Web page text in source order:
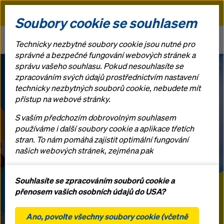
Doka
Newsroom
Inovativní řešení pro stavebnictví na veletrhu bauma 2025
Doka prolomí bariéru produktivity ve stavebnictví
průkopnickými technologiemi a digitalizací
Inovativní
řešení pro
stavebnictví na
veletrhu bauma
2025
Soubory cookie se souhlasem
Technicky nezbytné soubory cookie jsou nutné pro
správné a bezpečné fungování webových stránek a
správu vašeho souhlasu. Pokud nesouhlasíte se
zpracováním svých údajů prostřednictvím nastavení
technicky nezbytných souborů cookie, nebudete mít
přístup na webové stránky.
S vaším předchozím dobrovolným souhlasem
používáme i další soubory cookie a aplikace třetích
stran. To nám pomáhá zajistit optimální fungování
našich webových stránek, zejména pak
stránek (funkční a statistické soubory cookie),
usnadnění hladkého procesu nákupu při
statistické soubory cookie),
Souhlasíte se zpracováním souborů cookie a
přenosem vašich osobních údajů do USA?
Ano, povolte všechny soubory cookie (včetně